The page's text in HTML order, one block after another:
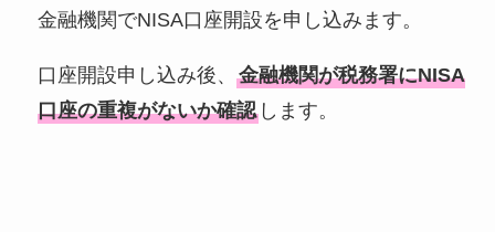
金融機関でNISA口座開設を申し込みます。
口座開設申し込み後、 金融機関が税務署にNISA
口座の重複がないか確認します。